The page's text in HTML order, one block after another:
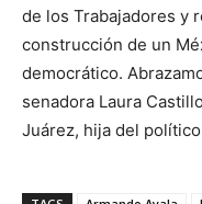
de los Trabajadores y
construcción de un
democrático.
senadora Laura Castillo
Juárez, hija del